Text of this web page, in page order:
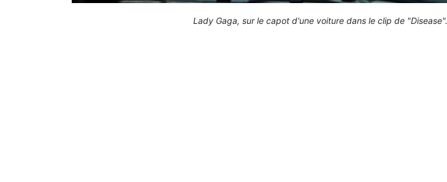
Lady Gaga, sur le capot d'une voiture dans le clip de "Disease".